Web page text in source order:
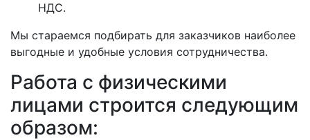
НДС.
Мы стараемся подбирать для заказчиков наиболее
выгодные и удобные условия сотрудничества.
Работа с физическими
лицами строится следующим
образом: